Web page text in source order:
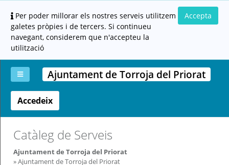
Per poder millorar els nostres serveis utilitzem
galetes pròpies i de tercers. Si continueu
navegant, considerem que n'accepteu la
utilització
Accepta
La
meva
carpeta
Aportar
documentació
Carpeta
ciutadana
(altres
administracions)
Altres
Ajuda
Ajuntament de Torroja del Priorat
Accedeix
Catàleg de Serveis
Ajuntament de Torroja del Priorat
Ajuntament de Torroja del Priorat